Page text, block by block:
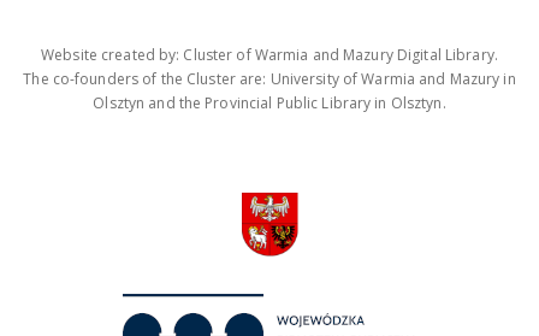
Website created by: Cluster of Warmia and Mazury Digital Library.
The co-founders of the Cluster are: University of Warmia and Mazury in
Olsztyn and the Provincial Public Library in Olsztyn.